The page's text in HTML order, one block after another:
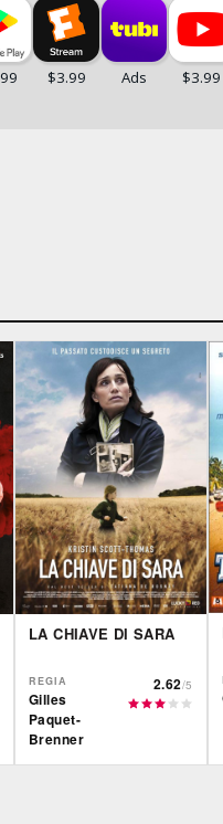
LA CHIAVE DI SARA
REGIA
Gilles
Paquet-
Brenner
2.62/5